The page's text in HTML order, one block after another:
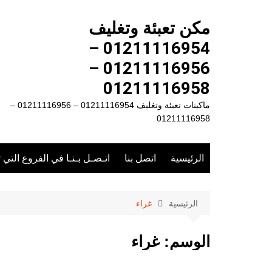
مكن تعبئة وتغليف
01211116954 –
01211116956 –
01211116958
ماكينات تعبئة وتغليف 01211116954 – 01211116956 –
01211116958
الرئيسية اتصل بنا اتـصـل بـنـا في الفروع
الرئيسية غراء
الوسم: غراء